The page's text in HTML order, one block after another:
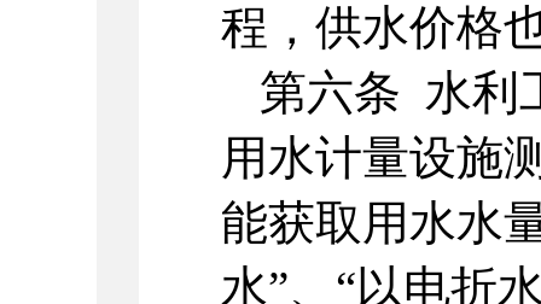
程，供水价格
第六条 水利
用水计量设施
能获取用水水
水”、“以电折